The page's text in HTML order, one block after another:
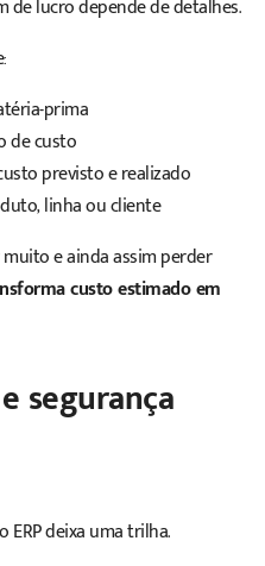
de lucro depende de detalhes.
prima
de custo
previsto e realizado
linha ou cliente
e ainda assim perder
custo estimado em
segurança
deixa uma trilha.